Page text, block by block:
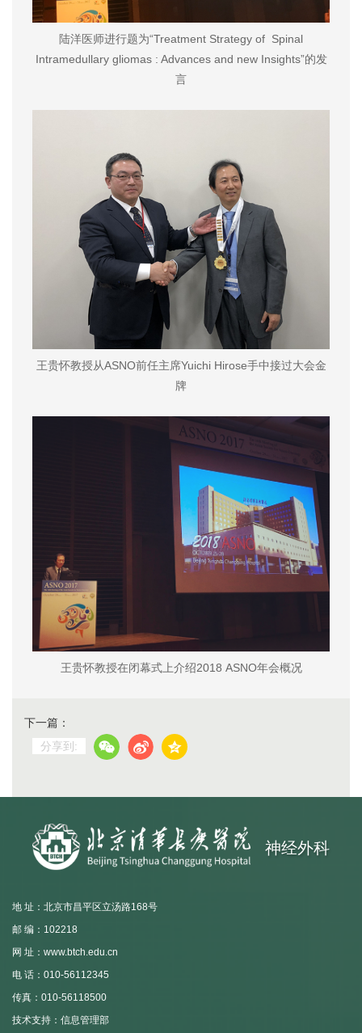
陆洋医师进行题为“Treatment Strategy of Spinal
Intramedullary gliomas : Advances and new Insights”的发
言
王贵怀教授从ASNO前任主席Yuichi Hirose手中接过大会金
牌
王贵怀教授在闭幕式上介绍2018 ASNO年会概况
下一篇：
分享到:
神经外科
地 址：北京市昌平区立汤路168号
邮 编：102218
网 址：www.btch.edu.cn
电 话：010-56112345
传真：010-56118500
技术支持：信息管理部